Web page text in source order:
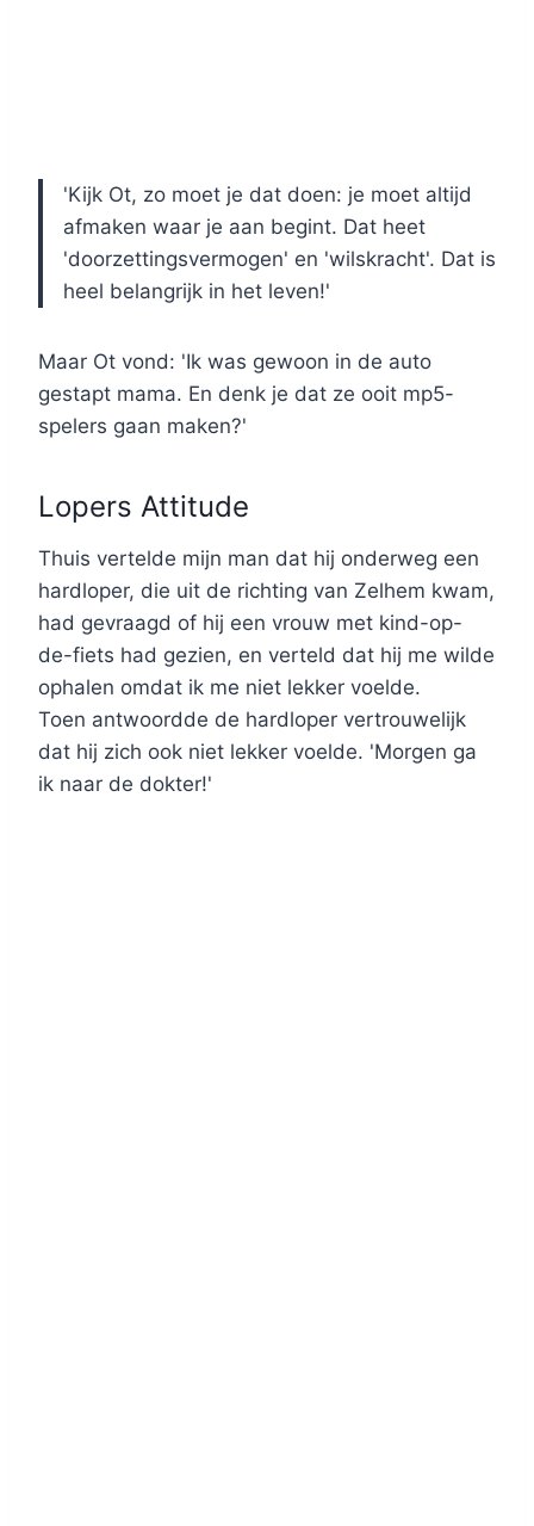
'Kijk Ot, zo moet je dat doen: je moet altijd
afmaken waar je aan begint. Dat heet
'doorzettingsvermogen' en 'wilskracht'. Dat is
heel belangrijk in het leven!'
Maar Ot vond: 'Ik was gewoon in de auto
gestapt mama. En denk je dat ze ooit mp5-
spelers gaan maken?'
Lopers Attitude
Thuis vertelde mijn man dat hij onderweg een
hardloper, die uit de richting van Zelhem kwam,
had gevraagd of hij een vrouw met kind-op-
de-fiets had gezien, en verteld dat hij me wilde
ophalen omdat ik me niet lekker voelde.
Toen antwoordde de hardloper vertrouwelijk
dat hij zich ook niet lekker voelde. 'Morgen ga
ik naar de dokter!'